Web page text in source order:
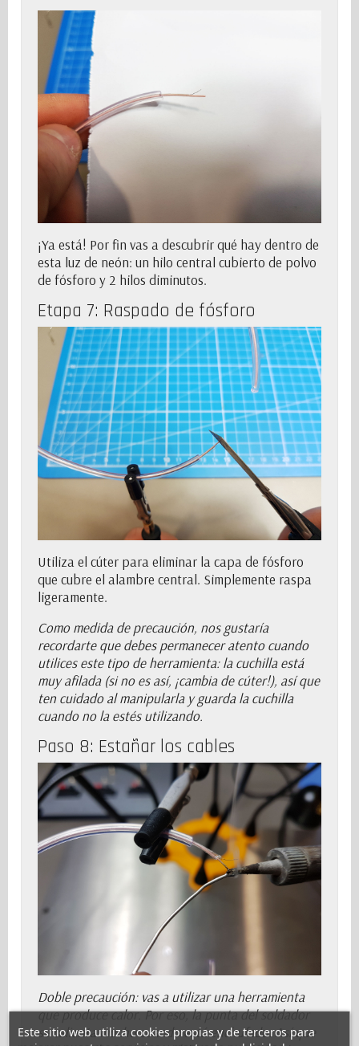
¡Ya está! Por fin vas a descubrir qué hay dentro de
esta luz de neón: un hilo central cubierto de polvo
de fósforo y 2 hilos diminutos.
Etapa 7: Raspado de fósforo
Utiliza el cúter para eliminar la capa de fósforo
que cubre el alambre central. Simplemente raspa
ligeramente.
Como medida de precaución, nos gustaría
recordarte que debes permanecer atento cuando
utilices este tipo de herramienta: la cuchilla está
muy afilada (si no es así, ¡cambia de cúter!), así que
ten cuidado al manipularla y guarda la cuchilla
cuando no la estés utilizando.
Paso 8: Estañar los cables
Doble precaución: vas a utilizar una herramienta
que produce calor. Por eso, la punta del soldador
se calienta mucho cuando está enchufado. Así que
Este sitio web utiliza cookies propias y de terceros para